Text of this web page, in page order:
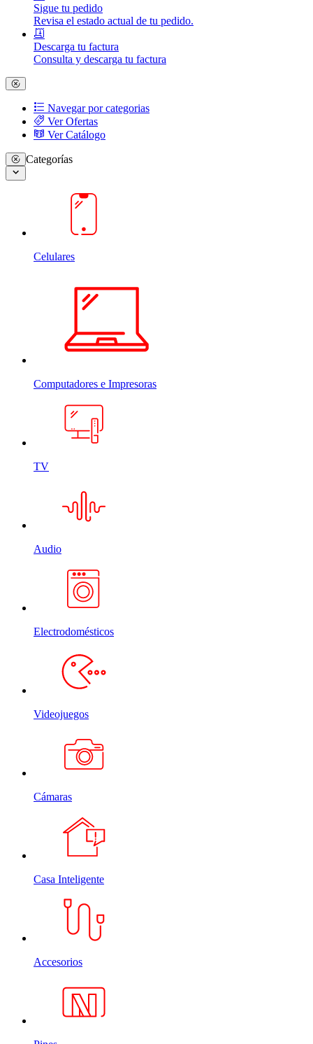
Sigue tu pedido
Revisa el estado actual de tu pedido.
Descarga tu factura
Consulta y descarga tu factura
Navegar por categorias
Ver Ofertas
Ver Catálogo
Categorías
Celulares
Computadores e Impresoras
TV
Audio
Electrodomésticos
Videojuegos
Cámaras
Casa Inteligente
Accesorios